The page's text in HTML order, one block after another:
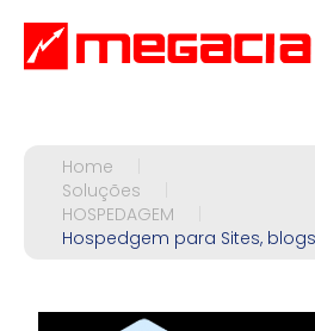
Home
Soluções
HOSPEDAGEM
Hospedgem para Sites,